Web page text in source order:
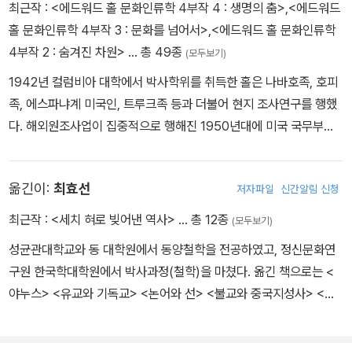
최근작 : <에드워드 홀 문화인류학 4부작 4 : 생명의 춤>,<에드워드
홀 문화인류학 4부작 3 : 문화를 넘어서>,<에드워드 홀 문화인류학
4부작 2 : 숨겨진 차원> … 총 49종 (모두보기)
1942년 컬럼비아 대학에서 박사학위를 취득한 홀은 나바호족, 호피
족, 에스파냐계 미국인, 트루크족 등과 더불어 현지 조사연구를 행했
다. 해외원조사업이 집중적으로 행해진 1950년대에 미국 국무부의
를 지도했다. 덴버 대학 인류학과 주임교수, 베닝턴 칼리지 교수, 하버
드 비즈니스 스쿨 교수, 일리노이 공과대학 프록세믹스 리서치 센터
인류학회'의 특별회원이며 '국립과학아카데미 건축연구자문위원
회'의 위원을 역임했다. 통문화적 커뮤니케이션 분야의 뛰어난 업적
으로 세계적인 인정을 받고 있는 홀은 수많은 기업과 정부기관의 컨
옮긴이: 최효선 저자파일 신간알림 신청
최근작 : <세치 혀로 빚어낸 역사> … 총 12종 (모두보기)
성균관대학교와 동 대학원에서 동양철학을 전공하였고, 정신문화연
구원 한국학대학원에서 박사과정(철학)을 마쳤다. 옮긴 책으로는 <
야누스> <유교와 기독교> <논어와 선> <불교와 중국지성사> <장